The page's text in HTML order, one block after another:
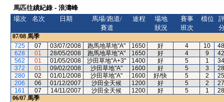
馬匹往績紀錄 - 浪濤峰
場次
名次 日期
馬場/跑道/
賽道
途程
場地
狀況
賽事
班次
檔位
07/08 馬季
725
07 03/07/2008 跑馬地草地"A" 1650 好 4 10
48
628
01 28/05/2008 跑馬地草地"A" 1650 好 4 9
42
562
01 01/05/2008 沙田草地"A+3" 1400 好 5 1
34
372
01 09/02/2008 沙田草地"A" 1600 好 5 3
28
280
02 01/01/2008 沙田草地"A" 1600 好/快 5 2
25
206
06 01/12/2007 沙田全天候 1200 好 5 2
27
161
07 14/11/2007 沙田全天候 1200 好 5 1
28
06/07 馬季